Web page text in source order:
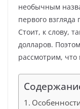
необычным
первого
Стоит, к слову,
долларов.
рассмотрим,